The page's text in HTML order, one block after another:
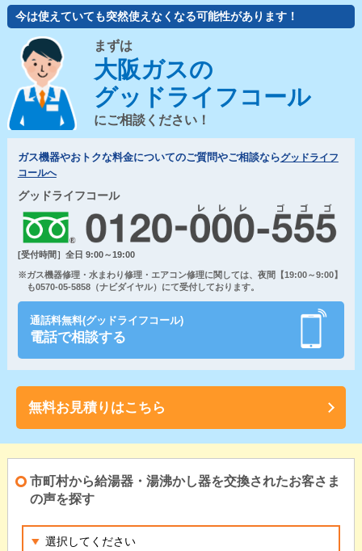
今は使えていても突然使えなくなる可能性があります！
まずは
大阪ガスの
グッドライフコール
にご相談ください！
ガス機器やおトクな料金についてのご質問やご相談ならグッドライフ
コールへ
グッドライフコール
[受付時間］全日 9:00～19:00
※ガス機器修理・水まわり修理・エアコン修理に関しては、夜間【19:00～9:00】
も0570-05-5858（ナビダイヤル）にて受付しております。
通話料無料(グッドライフコール)
電話で相談する
無料お見積りはこちら
市町村から給湯器・湯沸かし器を交換されたお客さま
の声を探す